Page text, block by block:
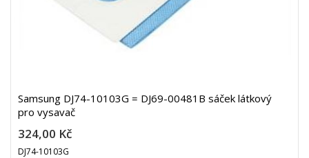
Samsung DJ74-10103G = DJ69-00481B sáček látkový
pro vysavač
324,00 Kč
DJ74-10103G